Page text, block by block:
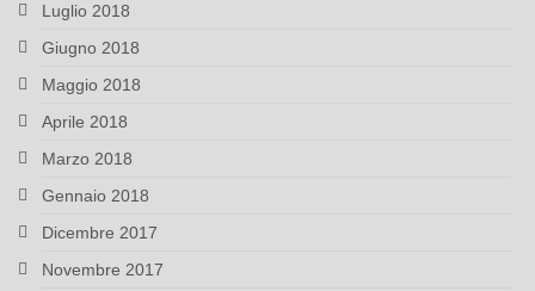
Luglio 2018
Giugno 2018
Maggio 2018
Aprile 2018
Marzo 2018
Gennaio 2018
Dicembre 2017
Novembre 2017